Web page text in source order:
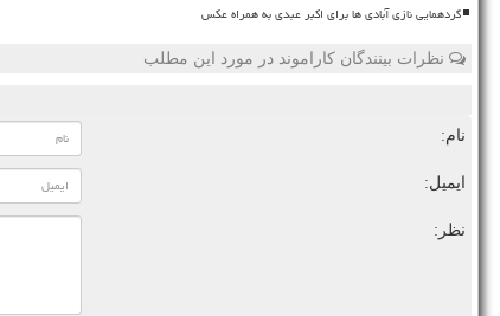
گردهمایی نازی آبادی ها برای اکبر عبدی به همراه عکس
نظرات بینندگان کاراموند در مورد این مطلب
نام:
ایمیل:
نظر: